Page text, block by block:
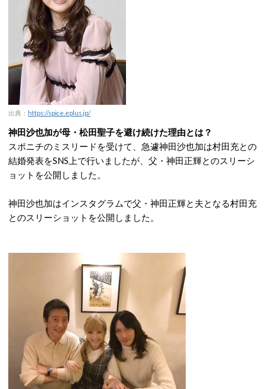
出典： https://spice.eplus.jp/
神田沙也加が母・松田聖子を避け続けた理由とは？
スポニチのミスリードを受けて、急遽神田沙也加は村田充との
結婚発表をSNS上で行いましたが、父・神田正輝とのスリーシ
ョットを公開しました。
神田沙也加はインスタグラムで父・神田正輝と夫となる村田充
とのスリーショットを公開しました。